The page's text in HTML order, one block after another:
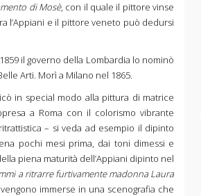
di Mosè, con il quale il pittore vinse
l’Appiani e il pittore veneto può dedursi
il governo della Lombardia lo nominò
Arti. Morì a Milano nel 1865.
in special modo alla pittura di matrice
a Roma con il colorismo vibrante
– si veda ad esempio il dipinto
pochi mesi prima, dai toni dimessi e
piena maturità dell’Appiani dipinto nel
a ritrarre furtivamente madonna Laura
immerse in una scenografia che